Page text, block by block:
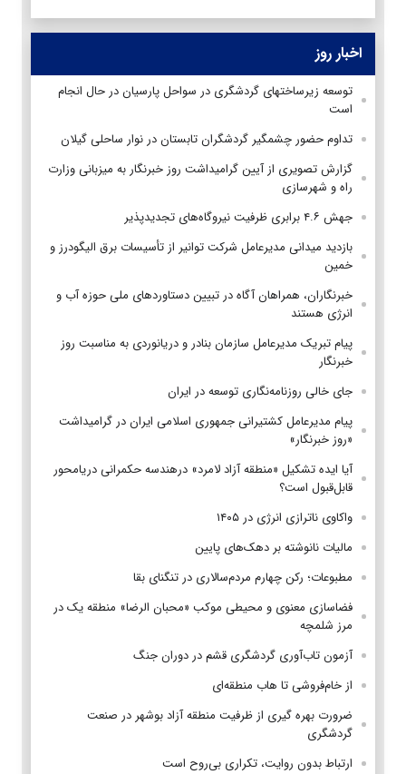
اخبار روز
توسعه زیرساختهای گردشگری در سواحل پارسیان در حال انجام
است
تداوم حضور چشمگیر گردشگران تابستان در نوار ساحلی گیلان
گزارش تصویری از آیین گرامیداشت روز خبرنگار به میزبانی وزارت
راه و شهرسازی
جهش ۴.۶ برابری ظرفیت نیروگاه‌های تجدیدپذیر
بازدید میدانی مدیرعامل شرکت توانیر از تأسیسات برق الیگودرز و
خمین
خبرنگاران، همراهان آگاه در تبیین دستاوردهای ملی حوزه آب و
انرژی هستند
پیام تبریک مدیرعامل سازمان بنادر و دریانوردی به مناسبت روز
خبرنگار
جای خالی روزنامه‌نگاری توسعه در ایران
پیام مدیرعامل کشتیرانی جمهوری اسلامی ایران در گرامیداشت
«روز خبرنگار»
آیا ایده تشکیل «منطقه آزاد لامرد» درهندسه حکمرانی دریامحور
قابل‌قبول است؟
واکاوی ناترازی انرژی در ۱۴۰۵
مالیات نانوشته بر دهک‌های پایین
مطبوعات؛ رکن چهارم مردم‌سالاری در تنگنای بقا
فضاسازی معنوی و محیطی موکب «محبان الرضا» منطقه یک در
مرز شلمچه
آزمون تاب‌آوری گردشگری قشم در دوران جنگ
از خام‌فروشی تا هاب منطقه‌ای
ضرورت بهره گیری از ظرفیت منطقه آزاد بوشهر در صنعت
گردشگری
ارتباط بدون روایت، تکراری بی‌روح است